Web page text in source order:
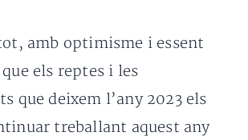
amb optimisme i essent
els reptes i les
que deixem l’any 2023 els
treballant aquest any